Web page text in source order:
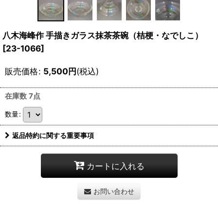
八木海峰作 手描きガラス抹茶茶碗（桔梗・なでしこ）
[23-1066]
販売価格: 5,500円(税込)
在庫数 7点
数量:
返品特約に関する重要事項
カートに入れる
お問い合わせ